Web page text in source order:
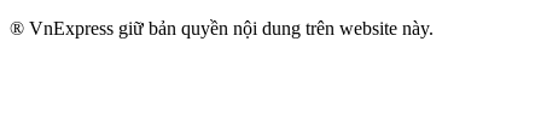
® VnExpress giữ bản quyền nội dung trên website này.